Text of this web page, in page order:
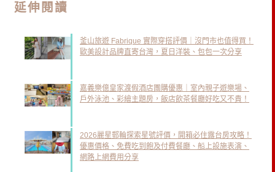
延伸閱讀
釜山旅遊 Fabrique 實際穿搭評價｜沒門市也值得買！
歐美設計品牌直寄台灣，夏日洋裝、包包一次分享
嘉義樂億皇家渡假酒店團購優惠｜室內親子遊樂場、
戶外泳池、彩繪主題房，飯店飲茶餐廳好吃又不貴！
2026麗星郵輪探索星號評價，開箱必住露台房攻略！
優惠價格、免費吃到飽及付費餐廳、船上設施表演、
網路上網費用分享